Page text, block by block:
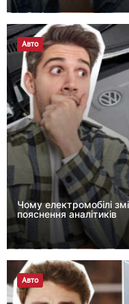
Авто
Чому електромобілі
пояснення аналітиків
Авто